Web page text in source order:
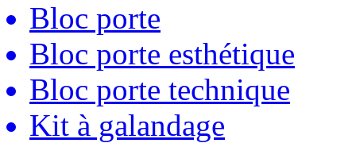
Bloc porte
Bloc porte esthétique
Bloc porte technique
Kit à galandage